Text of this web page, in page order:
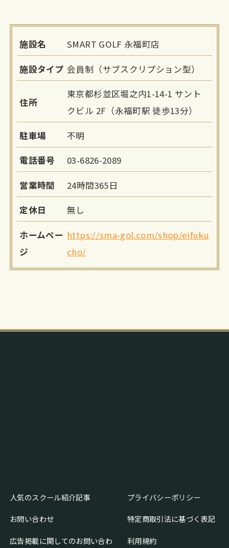
施設名 SMART GOLF 永福町店
施設タイプ 会員制（サブスクリプション型）
住所
東京都杉並区堀之内1-14-1 サント
クビル 2F（永福町駅 徒歩13分）
駐車場 不明
電話番号 03-6826-2089
営業時間 24時間365日
定休日 無し
ホームペー
ジ
https://sma-gol.com/shop/eifuku
cho/
人気のスクール紹介記事
お問い合わせ
広告掲載に関してのお問い合わ
プライバシーポリシー
特定商取引法に基づく表記
利用規約